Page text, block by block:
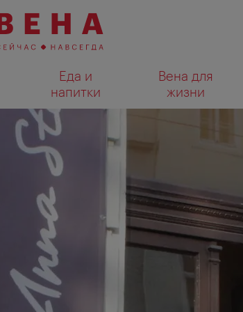
Еда и
напитки
Вена для
жизни
Показать результаты поиска на карте